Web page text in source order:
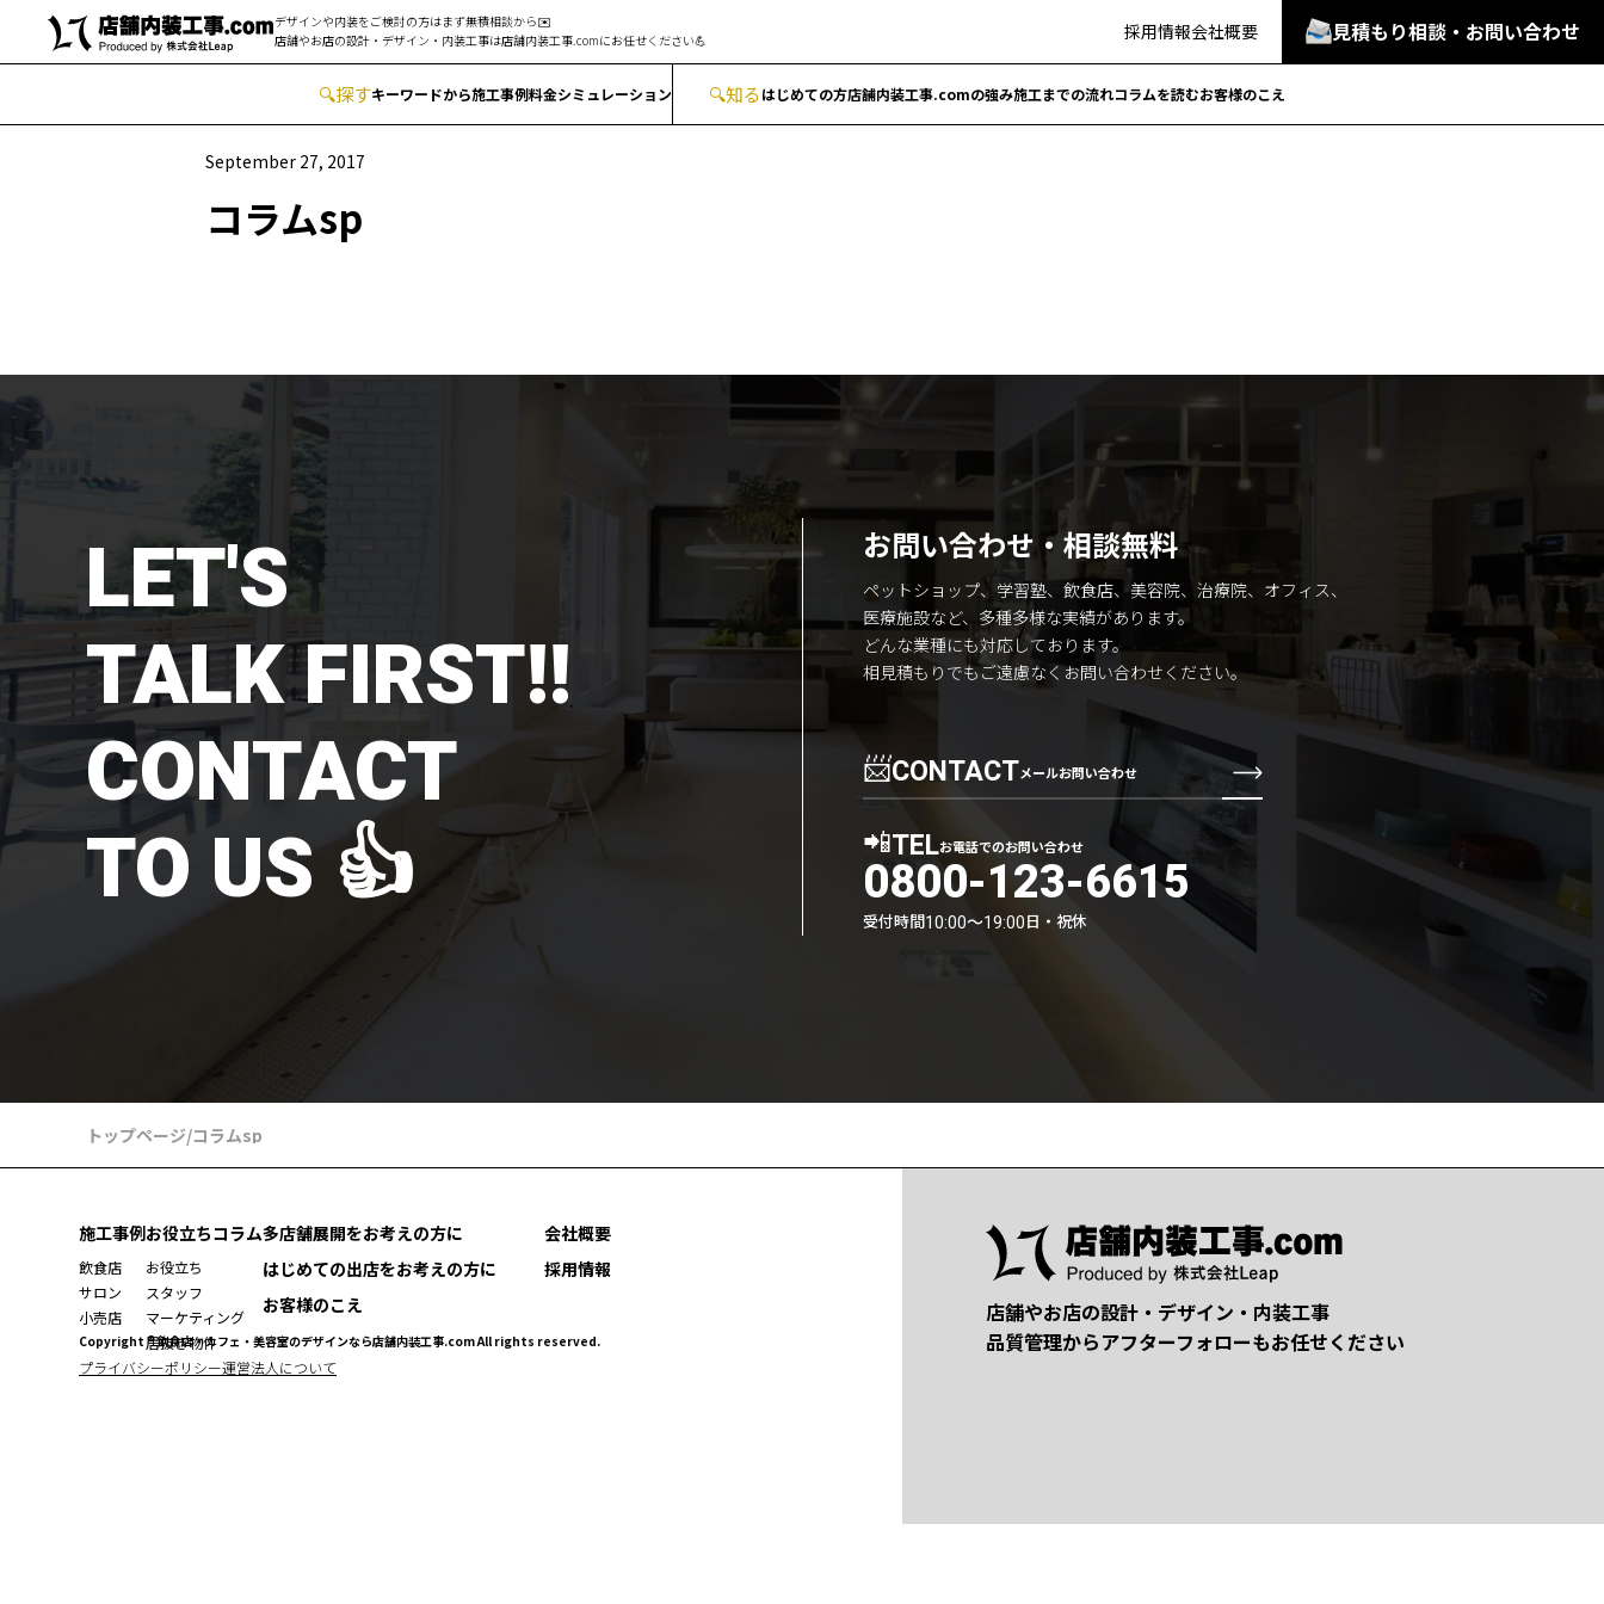
デザインや内装をご検討の方はまず無積相談から✉️
店舗やお店の設計・デザイン・内装工事は店舗内装工事.comにお任せください💪 採用情報会社概要 見積もり相談・お問い合わせ
🔍︎探すキーワードから施工事例料金シミュレーション 🔍知るはじめての方店舗内装工事.comの強み施工までの流れコラムを読むお客様のこえ
September 27, 2017
コラムsp
LET'S
TALK FIRST!!
CONTACT
TO US 👍
お問い合わせ・相談無料
ペットショップ、学習塾、飲食店、美容院、治療院、オフィス、
医療施設など、多種多様な実績があります。
どんな業種にも対応しております。
相見積もりでもご遠慮なくお問い合わせください。
📨CONTACTメールお問い合わせ
📲TELお電話でのお問い合わせ
0800-123-6615
受付時間10:00〜19:00日・祝休
トップページ/コラムsp
施工事例
飲食店
サロン
小売店
お役立ちコラム
お役立ち
スタッフ
マーケティング
居抜き物件
多店舗展開をお考えの方に
はじめての出店をお考えの方に
お客様のこえ
会社概要
採用情報
プライバシーポリシー運営法人について
Copyright ® 飲食店・カフェ・美容室のデザインなら店舗内装工事.com All rights reserved.
店舗やお店の設計・デザイン・内装工事
品質管理からアフターフォローもお任せください